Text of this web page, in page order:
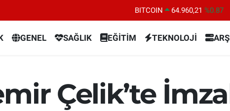
DOLAR
47,7436 %0.18
EURO
55,2510
%0.32
BİST100
13.779 %-14
GENEL SAĞLIK EĞİTİM TEKNOLOJİ
Çelik’te